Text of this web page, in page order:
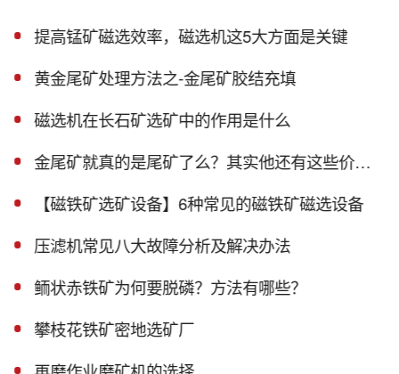
提高锰矿磁选效率，磁选机这5大方面是关键
黄金尾矿处理方法之-金尾矿胶结充填
磁选机在长石矿选矿中的作用是什么
金尾矿就真的是尾矿了么？其实他还有这些价值！
【磁铁矿选矿设备】6种常见的磁铁矿磁选设备
压滤机常见八大故障分析及解决办法
鲕状赤铁矿为何要脱磷？方法有哪些？
攀枝花铁矿密地选矿厂